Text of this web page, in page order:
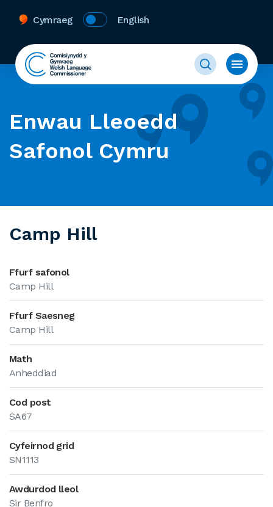
Cymraeg English
Enwau Lleoedd
Safonol Cymru
Camp Hill
Ffurf safonol
Camp Hill
Ffurf Saesneg
Camp Hill
Math
Anheddiad
Cod post
SA67
Cyfeirnod grid
SN1113
Awdurdod lleol
Sir Benfro